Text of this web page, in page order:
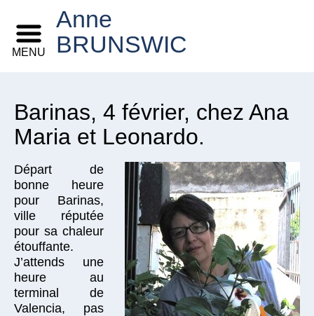
Anne
BRUNSWIC
MENU
Barinas, 4 février, chez Ana
Maria et Leonardo.
Départ de
bonne heure
pour Barinas,
ville réputée
pour sa chaleur
étouffante.
J’attends une
heure au
terminal de
Valencia, pas